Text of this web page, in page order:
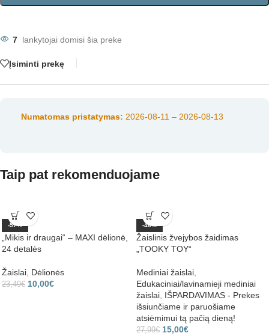
7 lankytojai domisi šia preke
Įsiminti prekę
Numatomas pristatymas: 2026-08-11 – 2026-08-13
Taip pat rekomenduojame
-57%
„Mikis ir draugai“ – MAXI dėlionė,
24 detalės
Žaislai Dėlionės
23,49€ 10,00€
-46%
Žaislinis žvejybos žaidimas
„TOOKY TOY“
Mediniai žaislai
Edukaciniai/lavinamieji mediniai
žaislai IŠPARDAVIMAS - Prekes
išsiunčiame ir paruošiame
atsiėmimui tą pačią dieną!
27,99€ 15,00€